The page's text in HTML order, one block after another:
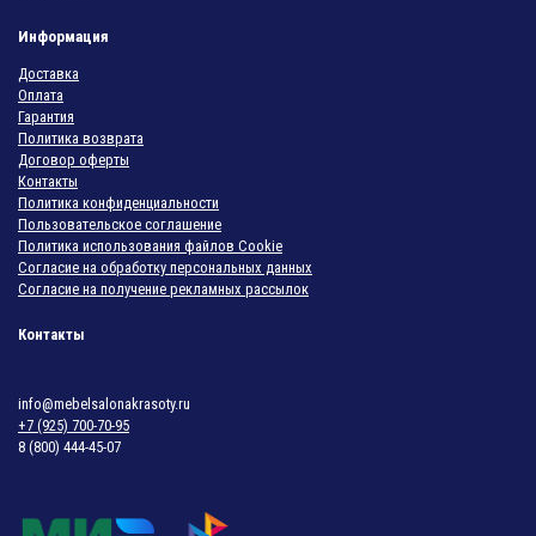
Информация
Доставка
Оплата
Гарантия
Политика возврата
Договор оферты
Контакты
Политика конфиденциальности
Пользовательское соглашение
Политика использования файлов Cookie
Согласие на обработку персональных данных
Согласие на получение рекламных рассылок
Контакты
info@mebelsalonakrasoty.ru
+7 (925) 700-70-95
8 (800) 444-45-07